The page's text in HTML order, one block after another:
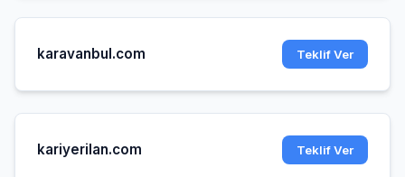
karavanbul.com Teklif Ver
kariyerilan.com Teklif Ver